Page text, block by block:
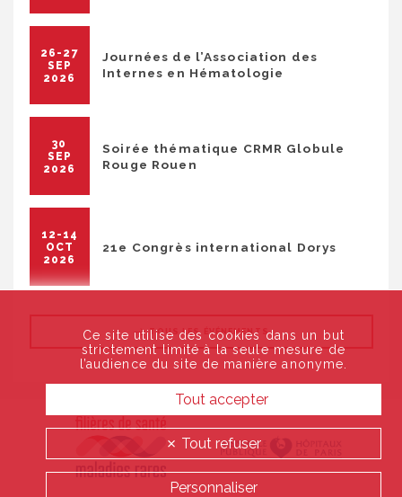
26-27
SEP
2026
Journées de l’Association des
Internes en Hématologie
30
SEP
2026
Soirée thématique CRMR Globule
Rouge Rouen
12-14
OCT
2026
21e Congrès international Dorys
TOUS LES ÉVÉNEMENTS
Ce site utilise des cookies dans un but
strictement limité à la seule mesure de
l’audience du site de manière anonyme.
Tout accepter
Tout refuser
Personnaliser